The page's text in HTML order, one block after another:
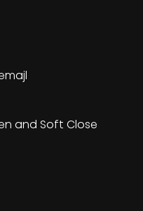
and Soft Close